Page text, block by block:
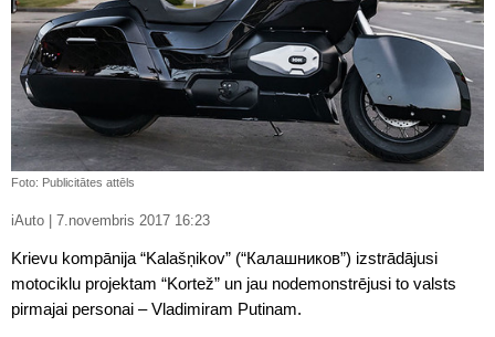
Foto: Publicitātes attēls
iAuto | 7.novembris 2017 16:23
Krievu kompānija “Kalašņikov” (“Калашников”) izstrādājusi
motociklu projektam “Kortež” un jau nodemonstrējusi to valsts
pirmajai personai – Vladimiram Putinam.